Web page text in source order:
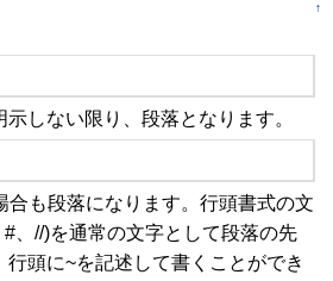
↑
しない限り、段落となります。
合も段落になります。行頭書式の文
、//)を通常の文字として段落の先
頭に~を記述して書くことができ